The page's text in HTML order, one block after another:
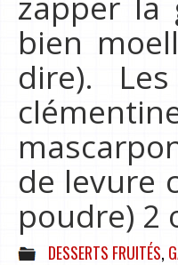
bien
dire).
de levure
poudre) 2
DESSERTS FRUITÉS,